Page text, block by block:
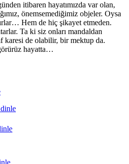
itibaren hayatımızda var olan,
önemsemediğimiz objeler. Oysa
Hem de hiç şikayet etmeden.
Ta ki siz onları mandaldan
karesi de olabilir, bir mektup da.
hayatta…